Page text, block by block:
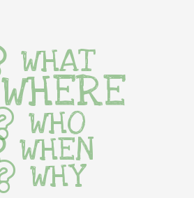
WHAT
WHERE
WHO
WHEN
WHY